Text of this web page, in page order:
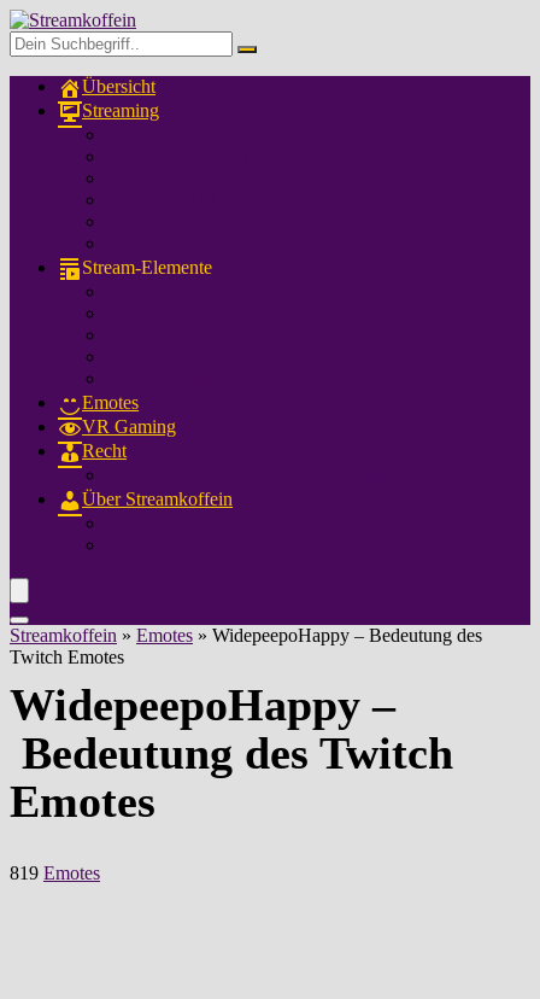
Übersicht
Streaming
Stream-Elemente
Emotes
VR Gaming
Recht
Über Streamkoffein
Streamkoffein » Emotes » WidepeepoHappy – Bedeutung des
Twitch Emotes
WidepeepoHappy –
Bedeutung des Twitch
Emotes
819 Emotes